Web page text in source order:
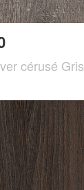
cérusé Gris